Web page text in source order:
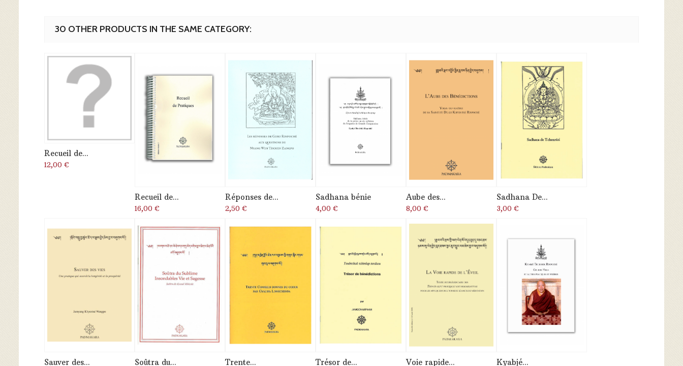
30 OTHER PRODUCTS IN THE SAME CATEGORY:
Recueil de...
12,00 €
Recueil de...
16,00 €
Réponses de...
2,50 €
Sadhana bénie
4,00 €
Aube des...
8,00 €
Sadhana De...
3,00 €
Sauver des... Soûtra du... Trente... Trésor de... Voie rapide... Kyabjé...